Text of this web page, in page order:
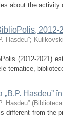
about the
2012-
Hasdeu”;
(2012‐2021)
tematice,
Hasdeu”
Hasdeu” (
different from the